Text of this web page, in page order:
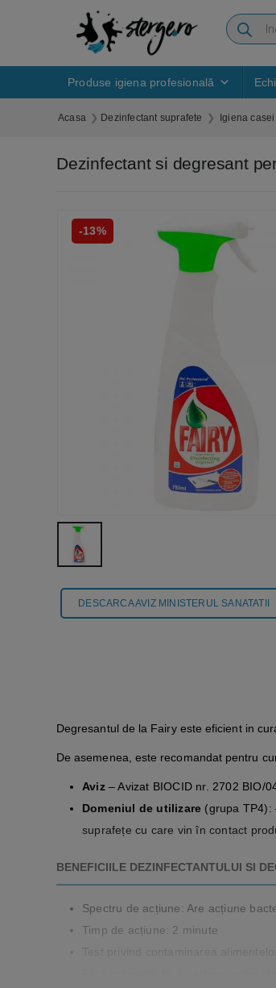
Produse igiena profesională
Acasa Dezinfectant suprafete Igiena casei
Dezinfectant si degresant
-13%
DESCARCA AVIZ MINISTERUL SANATATII
Degresantul de la Fairy este eficient in
De asemenea, este recomandat pentru
Aviz– Avizat BIOCID nr. 2702 BIO/
Domeniul de utilizare (grupa TP4):
suprafețe cu care vin în contact
BENEFICIILE DEZINFECTANTULUI SI
Spectru de acțiune: Are acțiune
Timp de acțiune: 2 minute